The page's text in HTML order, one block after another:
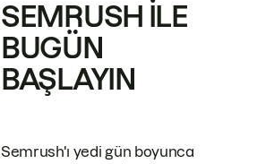
SEMRUSH ILE
BUGÜN
BAŞLAYIN
Semrush'ı yedi gün boyunca